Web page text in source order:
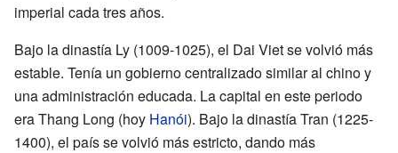
imperial cada tres años.
Bajo la dinastía Ly (1009-1025), el Dai Viet se volvió más
estable. Tenía un gobierno centralizado similar al chino y
una administración educada. La capital en este periodo
era Thang Long (hoy Hanói). Bajo la dinastía Tran (1225-
1400), el país se volvió más estricto, dando más